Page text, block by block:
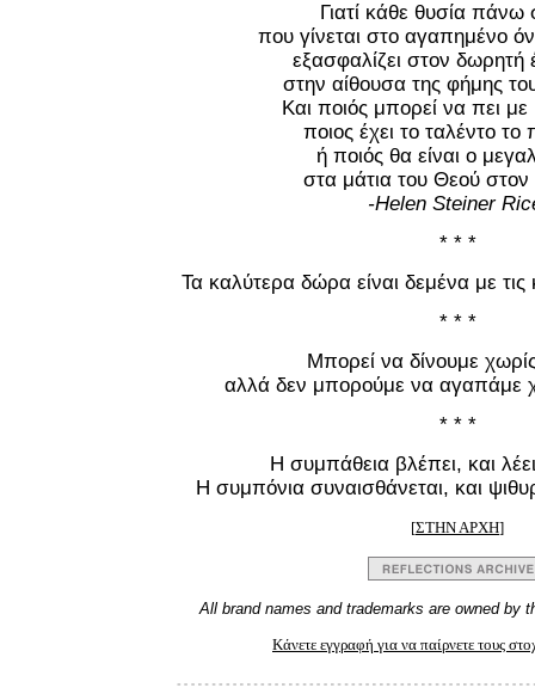
Γιατί κάθε θυσία πάνω
που γίνεται στο αγαπημένο
εξασφαλίζει στον δωρητή
στην αίθουσα της φήμης
Και ποιός μπορεί να πει με
ποιος έχει το ταλέντο το
ή ποιός θα είναι ο
στα μάτια του Θεού
-Helen Steiner
* * *
Τα καλύτερα δώρα είναι δεμένα με τις
* * *
Μπορεί να δίνουμε
αλλά δεν μπορούμε να αγαπάμε
* * *
Η συμπάθεια βλέπει, και
Η συμπόνια συναισθάνεται, και
[ΣΤΗΝ ΑΡΧΗ]
All brand names and trademarks are owned by
Κάνετε εγγραφή για να παίρνετε τους